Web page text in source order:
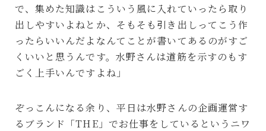
で、集めた知識はこういう風に入れていったら取り
出しやすいよねとか、そもそも引き出しってこう作
ったらいいんだよなんてことが書いてあるのがすご
くいいと思うんです。水野さんは道筋を示すのもす
ごく上手いんですよね」
ぞっこんになる余り、平日は水野さんの企画運営す
るブランド「THE」でお仕事をしているというニワ